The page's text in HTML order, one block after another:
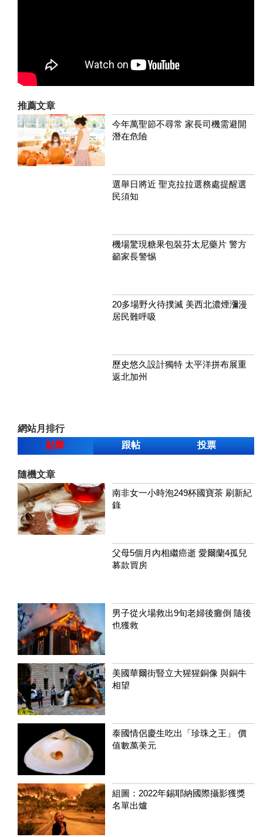
推薦文章
今年萬聖節不尋常 家長司機需避開
潛在危險
選舉日將近 聖克拉拉選務處提醒選
民須知
機場驚現糖果包裝芬太尼藥片 警方
籲家長警惕
20多場野火待撲滅 美西北濃煙瀰漫
居民難呼吸
歷史悠久設計獨特 太平洋拼布展重
返北加州
網站月排行
點擊
跟帖 投票
隨機文章
南非女一小時泡249杯國寶茶 刷新紀
錄
父母5個月內相繼癌逝 愛爾蘭4孤兒
募款買房
男子從火場救出9旬老婦後癱倒 隨後
也獲救
美國華爾街豎立大猩猩銅像 與銅牛
相望
泰國情侶慶生吃出「珍珠之王」 價
值數萬美元
組圖：2022年錫耶納國際攝影獲獎
名單出爐